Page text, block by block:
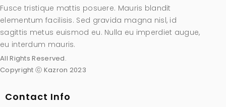
Fusce tristique mattis posuere. Mauris blandit
elementum facilisis. Sed gravida magna nisl, id
sagittis metus euismod eu. Nulla eu imperdiet augue,
eu interdum mauris.
All Rights Reserved.
Copyright ⓒ Kazron 2023
Contact Info